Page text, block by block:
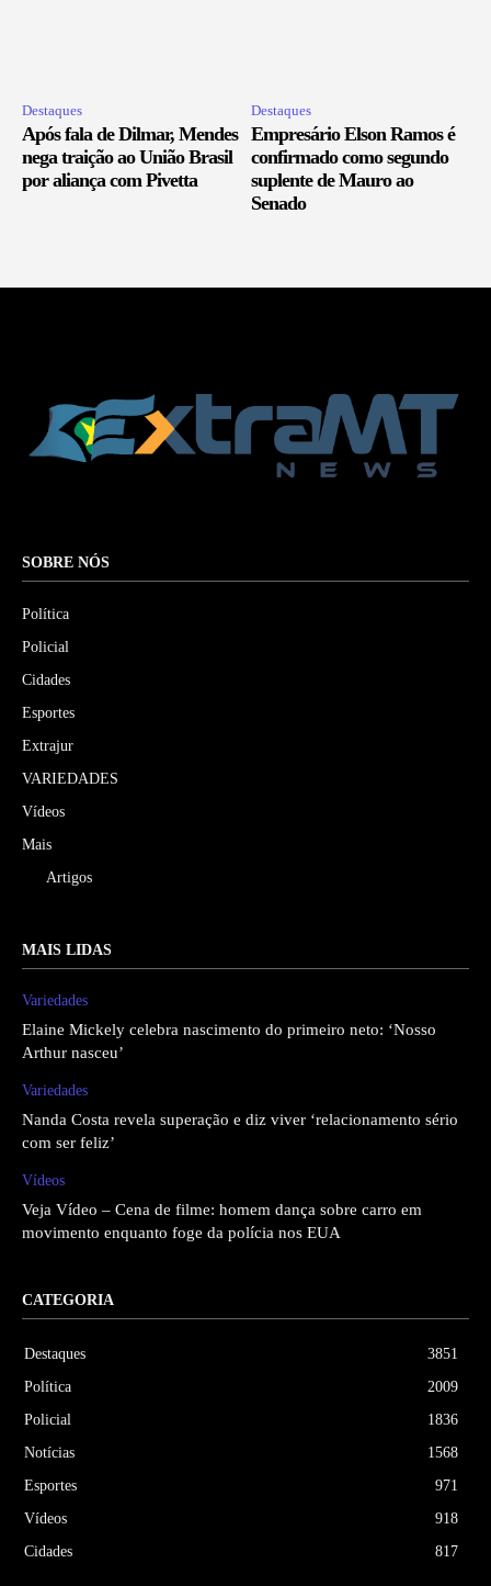
Destaques
Após fala de Dilmar, Mendes
nega traição ao União Brasil
por aliança com Pivetta
Destaques
Empresário Elson Ramos é
confirmado como segundo
suplente de Mauro ao
Senado
SOBRE NÓS
Política
Policial
Cidades
Esportes
Extrajur
VARIEDADES
Vídeos
Mais
Artigos
MAIS LIDAS
Variedades
Elaine Mickely celebra nascimento do primeiro neto: ‘Nosso
Arthur nasceu’
Variedades
Nanda Costa revela superação e diz viver ‘relacionamento sério
com ser feliz’
Vídeos
Veja Vídeo – Cena de filme: homem dança sobre carro em
movimento enquanto foge da polícia nos EUA
CATEGORIA
Destaques
3851
Política
2009
Policial
1836
Notícias
1568
Esportes
971
Vídeos
918
Cidades
817